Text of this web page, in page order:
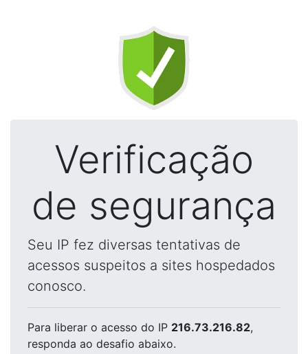
Verificação
de segurança
Seu IP fez diversas tentativas de
acessos suspeitos a sites hospedados
conosco.
Para liberar o acesso do IP 216.73.216.82,
responda ao desafio abaixo.